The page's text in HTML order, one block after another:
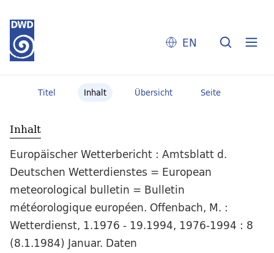
EN
Titel Inhalt Übersicht Seite
Inhalt
Europäischer Wetterbericht : Amtsblatt d.
Deutschen Wetterdienstes = European
meteorological bulletin = Bulletin
météorologique européen. Offenbach, M. :
Wetterdienst, 1.1976 - 19.1994, 1976-1994 : 8
(8.1.1984) Januar. Daten